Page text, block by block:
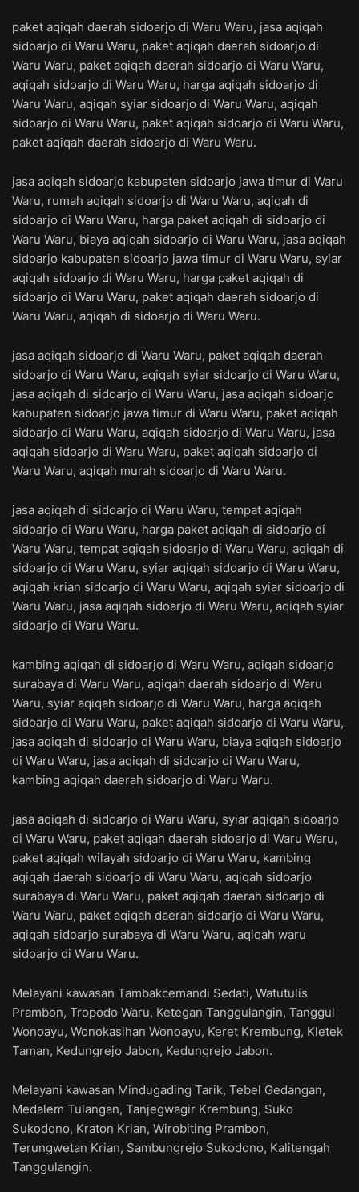
paket aqiqah daerah sidoarjo di Waru Waru, jasa aqiqah
sidoarjo di Waru Waru, paket aqiqah daerah sidoarjo di
Waru Waru, paket aqiqah daerah sidoarjo di Waru Waru,
aqiqah sidoarjo di Waru Waru, harga aqiqah sidoarjo di
Waru Waru, aqiqah syiar sidoarjo di Waru Waru, aqiqah
sidoarjo di Waru Waru, paket aqiqah sidoarjo di Waru Waru,
paket aqiqah daerah sidoarjo di Waru Waru.
jasa aqiqah sidoarjo kabupaten sidoarjo jawa timur di Waru
Waru, rumah aqiqah sidoarjo di Waru Waru, aqiqah di
sidoarjo di Waru Waru, harga paket aqiqah di sidoarjo di
Waru Waru, biaya aqiqah sidoarjo di Waru Waru, jasa aqiqah
sidoarjo kabupaten sidoarjo jawa timur di Waru Waru, syiar
aqiqah sidoarjo di Waru Waru, harga paket aqiqah di
sidoarjo di Waru Waru, paket aqiqah daerah sidoarjo di
Waru Waru, aqiqah di sidoarjo di Waru Waru.
jasa aqiqah sidoarjo di Waru Waru, paket aqiqah daerah
sidoarjo di Waru Waru, aqiqah syiar sidoarjo di Waru Waru,
jasa aqiqah di sidoarjo di Waru Waru, jasa aqiqah sidoarjo
kabupaten sidoarjo jawa timur di Waru Waru, paket aqiqah
sidoarjo di Waru Waru, aqiqah sidoarjo di Waru Waru, jasa
aqiqah sidoarjo di Waru Waru, paket aqiqah sidoarjo di
Waru Waru, aqiqah murah sidoarjo di Waru Waru.
jasa aqiqah di sidoarjo di Waru Waru, tempat aqiqah
sidoarjo di Waru Waru, harga paket aqiqah di sidoarjo di
Waru Waru, tempat aqiqah sidoarjo di Waru Waru, aqiqah di
sidoarjo di Waru Waru, syiar aqiqah sidoarjo di Waru Waru,
aqiqah krian sidoarjo di Waru Waru, aqiqah syiar sidoarjo di
Waru Waru, jasa aqiqah sidoarjo di Waru Waru, aqiqah syiar
sidoarjo di Waru Waru.
kambing aqiqah di sidoarjo di Waru Waru, aqiqah sidoarjo
surabaya di Waru Waru, aqiqah daerah sidoarjo di Waru
Waru, syiar aqiqah sidoarjo di Waru Waru, harga aqiqah
sidoarjo di Waru Waru, paket aqiqah sidoarjo di Waru Waru,
jasa aqiqah di sidoarjo di Waru Waru, biaya aqiqah sidoarjo
di Waru Waru, jasa aqiqah di sidoarjo di Waru Waru,
kambing aqiqah daerah sidoarjo di Waru Waru.
jasa aqiqah di sidoarjo di Waru Waru, syiar aqiqah sidoarjo
di Waru Waru, paket aqiqah daerah sidoarjo di Waru Waru,
paket aqiqah wilayah sidoarjo di Waru Waru, kambing
aqiqah daerah sidoarjo di Waru Waru, aqiqah sidoarjo
surabaya di Waru Waru, paket aqiqah daerah sidoarjo di
Waru Waru, paket aqiqah daerah sidoarjo di Waru Waru,
aqiqah sidoarjo surabaya di Waru Waru, aqiqah waru
sidoarjo di Waru Waru.
Melayani kawasan Tambakcemandi Sedati, Watutulis
Prambon, Tropodo Waru, Ketegan Tanggulangin, Tanggul
Wonoayu, Wonokasihan Wonoayu, Keret Krembung, Kletek
Taman, Kedungrejo Jabon, Kedungrejo Jabon.
Melayani kawasan Mindugading Tarik, Tebel Gedangan,
Medalem Tulangan, Tanjegwagir Krembung, Suko
Sukodono, Kraton Krian, Wirobiting Prambon,
Terungwetan Krian, Sambungrejo Sukodono, Kalitengah
Tanggulangin.